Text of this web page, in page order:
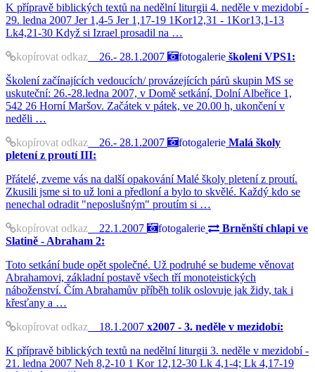
K přípravě biblických textů na nedělní liturgii 4. neděle v mezidobí -
29. ledna 2007 Jer 1,4-5 Jer 1,17-19 1Kor12,31 - 1Kor13,1-13
Lk4,21-30 Když si Izrael prosadil na …
kopírovat odkaz 26.- 28.1.2007 fotogalerie školení VPS1:
Školení začínajících vedoucích/ provázejících párů skupin MS se
uskuteční: 26.-28.ledna 2007, v Domě setkání, Dolní Albeřice 1,
542 26 Horní Maršov. Začátek v pátek, ve 20.00 h, ukončení v
neděli …
kopírovat odkaz 26.- 28.1.2007 fotogalerie Malá školy
pletení z proutí III:
Přátelé, zveme vás na další opakování Malé školy pletení z proutí.
Zkusili jsme si to už loni a předloní a bylo to skvělé. Každý kdo se
nenechal odradit "neposlušným" proutím si …
kopírovat odkaz 22.1.2007 fotogalerie
Brněnští chlapi ve
Slatině - Abraham 2:
Toto setkání bude opět společné. Už podruhé se budeme věnovat
Abrahamovi, základní postavě všech tří monoteistických
náboženství. Čím Abrahamův příběh tolik oslovuje jak židy, tak i
křesťany a …
kopírovat odkaz 18.1.2007 x2007 - 3. neděle v mezidobí:
K přípravě biblických textů na nedělní liturgii 3. neděle v mezidobí -
21. ledna 2007 Neh 8,2-10 1 Kor 12,12-30 Lk 4,1-4; Lk 4,17-19